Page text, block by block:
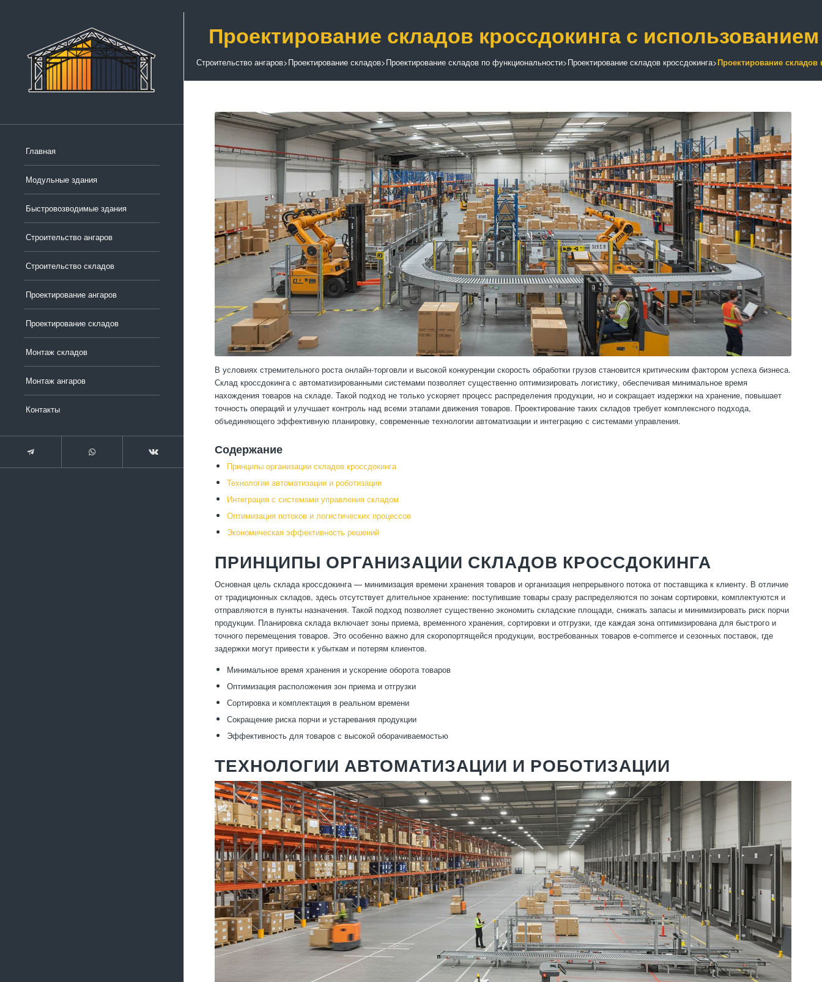
Главная
Модульные здания
Быстровозводимые здания
Строительство ангаров
Строительство складов
Проектирование ангаров
Проектирование складов
Монтаж складов
Монтаж ангаров
Контакты
Проектирование складов кроссдокинга с
Строительство ангаров>Проектирование складов>Проектирование складов по функциональности>Проектирование складов кроссдокинга>Проектирование складов
В условиях стремительного роста онлайн-торговли и высокой конкуренции скорость обработки грузов становится критическим фактором успеха бизнеса.
Склад кроссдокинга с автоматизированными системами позволяет существенно оптимизировать логистику, обеспечивая минимальное время
нахождения товаров на складе. Такой подход не только ускоряет процесс распределения продукции, но и сокращает издержки на хранение, повышает
точность операций и улучшает контроль над всеми этапами движения товаров. Проектирование таких складов требует комплексного подхода,
объединяющего эффективную планировку, современные технологии автоматизации и интеграцию с системами управления.
Содержание
Принципы организации складов кроссдокинга
Технологии автоматизации и роботизации
Интеграция с системами управления складом
Оптимизация потоков и логистических процессов
Экономическая эффективность решений
ПРИНЦИПЫ ОРГАНИЗАЦИИ СКЛАДОВ КРОССДОКИНГА
Основная цель склада кроссдокинга — минимизация времени хранения товаров и организация непрерывного потока от поставщика к клиенту. В отличие
от традиционных складов, здесь отсутствует длительное хранение: поступившие товары сразу распределяются по зонам сортировки, комплектуются и
отправляются в пункты назначения. Такой подход позволяет существенно экономить складские площади, снижать запасы и минимизировать риск порчи
продукции. Планировка склада включает зоны приема, временного хранения, сортировки и отгрузки, где каждая зона оптимизирована для быстрого и
точного перемещения товаров. Это особенно важно для скоропортящейся продукции, востребованных товаров e-commerce и сезонных поставок, где
задержки могут привести к убыткам и потерям клиентов.
Минимальное время хранения и ускорение оборота товаров
Оптимизация расположения зон приема и отгрузки
Сортировка и комплектация в реальном времени
Сокращение риска порчи и устаревания продукции
Эффективность для товаров с высокой оборачиваемостью
ТЕХНОЛОГИИ АВТОМАТИЗАЦИИ И РОБОТИЗАЦИИ